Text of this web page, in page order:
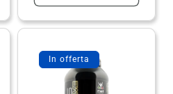
In offerta